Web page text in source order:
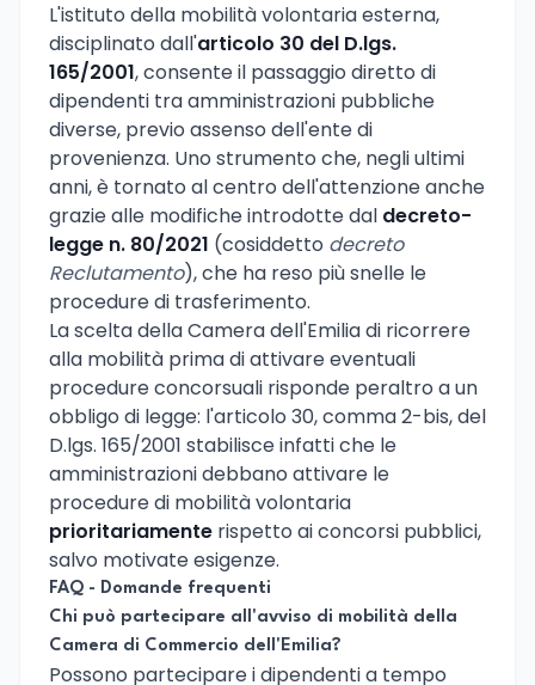
L'istituto della mobilità volontaria esterna,
disciplinato dall'articolo 30 del D.lgs.
165/2001, consente il passaggio diretto di
dipendenti tra amministrazioni pubbliche
diverse, previo assenso dell'ente di
provenienza. Uno strumento che, negli ultimi
anni, è tornato al centro dell'attenzione anche
grazie alle modifiche introdotte dal decreto-
legge n. 80/2021 (cosiddetto decreto
Reclutamento), che ha reso più snelle le
procedure di trasferimento.
La scelta della Camera dell'Emilia di ricorrere
alla mobilità prima di attivare eventuali
procedure concorsuali risponde peraltro a un
obbligo di legge: l'articolo 30, comma 2-bis, del
D.lgs. 165/2001 stabilisce infatti che le
amministrazioni debbano attivare le
procedure di mobilità volontaria
prioritariamente rispetto ai concorsi pubblici,
salvo motivate esigenze.
FAQ - Domande frequenti
Chi può partecipare all'avviso di mobilità della
Camera di Commercio dell'Emilia?
Possono partecipare i dipendenti a tempo